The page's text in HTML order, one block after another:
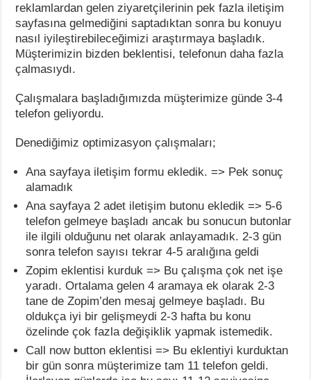
reklamlardan gelen ziyaretçilerinin pek fazla iletişim
sayfasına gelmediğini saptadıktan sonra bu konuyu
nasıl iyileştirebileceğimizi araştırmaya başladık.
Müşterimizin bizden beklentisi, telefonun daha fazla
çalmasıydı.
Çalışmalara başladığımızda müşterimize günde 3-4
telefon geliyordu.
Denediğimiz optimizasyon çalışmaları;
Ana sayfaya iletişim formu ekledik. => Pek sonuç
alamadık
Ana sayfaya 2 adet iletişim butonu ekledik => 5-6
telefon gelmeye başladı ancak bu sonucun butonlar
ile ilgili olduğunu net olarak anlayamadık. 2-3 gün
sonra telefon sayısı tekrar 4-5 aralığına geldi
Zopim eklentisi kurduk => Bu çalışma çok net işe
yaradı. Ortalama gelen 4 aramaya ek olarak 2-3
tane de Zopim’den mesaj gelmeye başladı. Bu
oldukça iyi bir gelişmeydi 2-3 hafta bu konu
özelinde çok fazla değişiklik yapmak istemedik.
Call now button eklentisi => Bu eklentiyi kurduktan
bir gün sonra müşterimize tam 11 telefon geldi.